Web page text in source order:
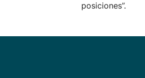
posiciones”.